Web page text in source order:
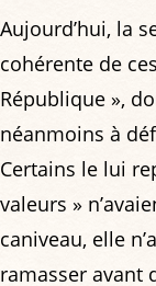
Aujourd’hui, la
cohérente de
République »,
néanmoins à
Certains le lui
valeurs »
caniveau, elle
ramasser avant